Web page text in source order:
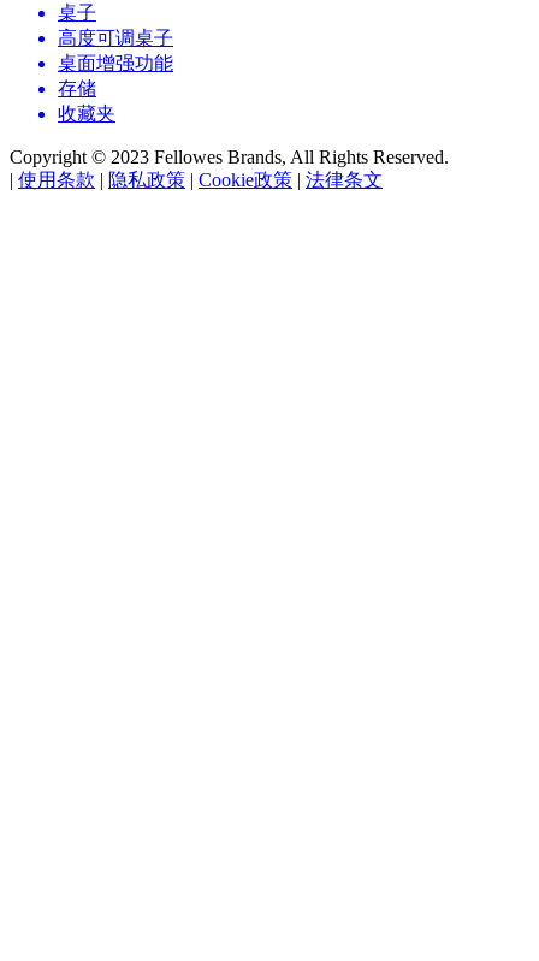
桌子
高度可调桌子
桌面增强功能
存储
收藏夹
Copyright © 2023 Fellowes Brands, All Rights Reserved.
| 使用条款 | 隐私政策 | Cookie政策 | 法律条文